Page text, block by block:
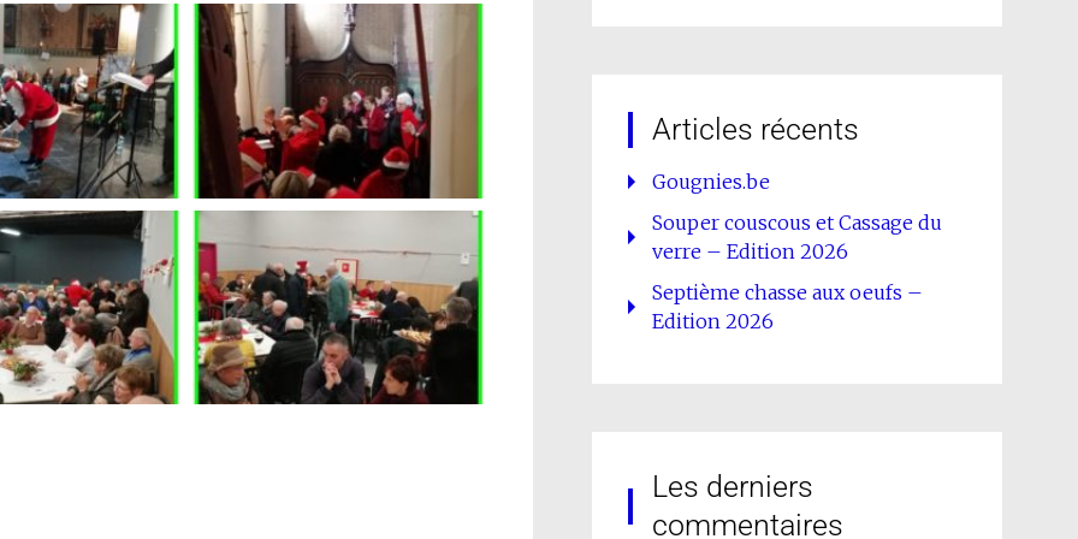
Articles récents
Gougnies.be
Souper couscous et Cassage du
verre – Edition 2026
Septième chasse aux oeufs –
Edition 2026
Les derniers
commentaires